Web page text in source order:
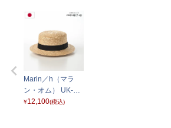
Marin／h（マラ
ン・オム） UK-H0
47 ナチュラル
¥12,100(税込)